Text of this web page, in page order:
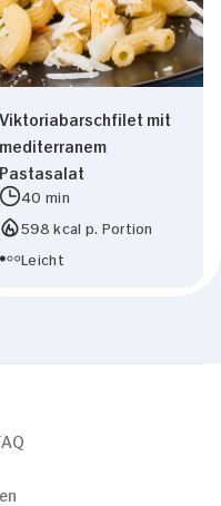
Viktoriabarschfilet mit
mediterranem
Pastasalat
40 min
598 kcal p. Portion
Leicht